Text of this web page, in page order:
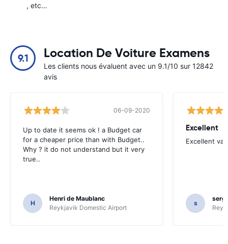
, etc…
9.1 Location De Voiture Examens
Les clients nous évaluent avec un 9.1/10 sur 12842
avis
06-09-2020
Up to date it seems ok ! a Budget car
for a cheaper price than with Budget..
Why ? it do not understand but it very
true..
H
Henri de Maublanc
Reykjavik Domestic Airport
Excellent
Excellent
s